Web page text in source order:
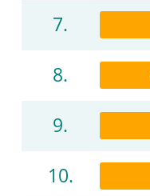
7.
8.
9.
10.